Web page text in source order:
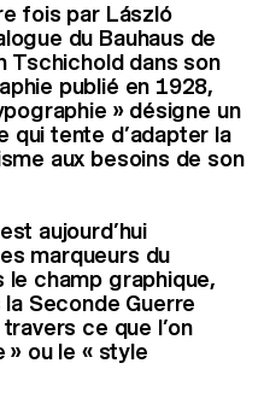
fois par László
du Bauhaus de
Tschichold dans son
publié en 1928,
» désigne un
qui tente d’adapter la
aux besoins de son
aujourd’hui
marqueurs du
champ graphique,
Seconde Guerre
ce que l’on
» ou le « style